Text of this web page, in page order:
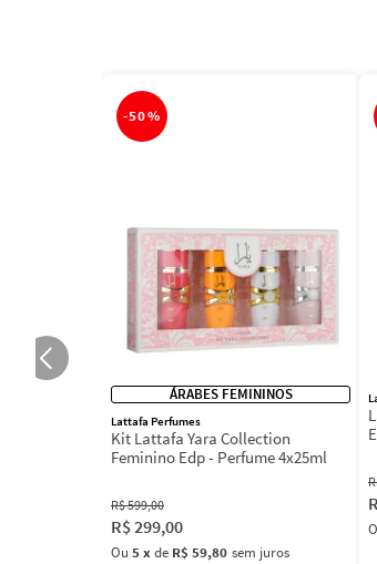
-50%
ÁRABES FEMININOS
Lattafa Perfumes
Kit Lattafa Yara Collection
Feminino Edp - Perfume 4x25ml
R$599,00
R$299,00
Ou 5xde R$ 59,80 sem juros